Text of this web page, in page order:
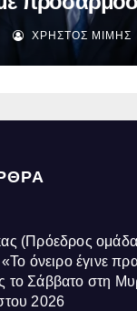
€1,2 δισ.
ΧΡΉΣΤΟΣ ΜΊΜΗΣ
(Πρόεδρος
όνειρο έγινε
το Σάββατο στη
2026